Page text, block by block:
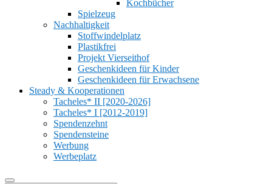
Kochbücher
Spielzeug
Nachhaltigkeit
Stoffwindelplatz
Plastikfrei
Projekt Vierseithof
Geschenkideen für Kinder
Geschenkideen für Erwachsene
Steady & Kooperationen
Tacheles* II [2020-2026]
Tacheles* I [2012-2019]
Spendenzehnt
Spendensteine
Werbung
Werbeplatz